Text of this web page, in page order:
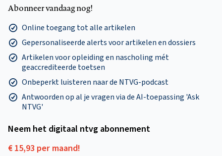
Abonneer vandaag nog!
Online toegang tot alle artikelen
Gepersonaliseerde alerts voor artikelen en dossiers
Artikelen voor opleiding en nascholing mét
geaccrediteerde toetsen
Onbeperkt luisteren naar de NTVG-podcast
Antwoorden op al je vragen via de AI-toepassing 'Ask
NTVG'
Neem het digitaal ntvg abonnement
€ 15,93 per maand!